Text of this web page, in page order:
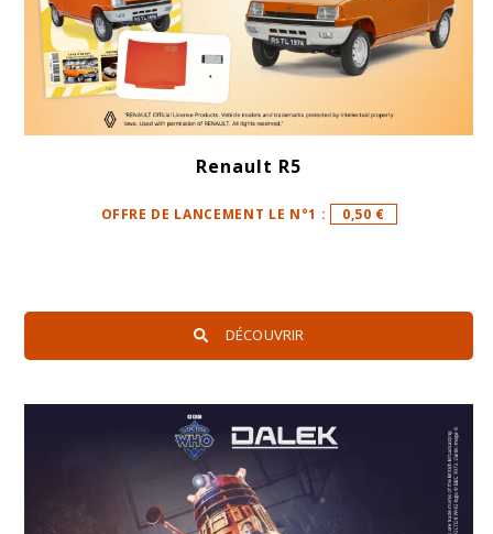
Renault R5
OFFRE DE LANCEMENT LE N°1 : 0,50 €
DÉCOUVRIR